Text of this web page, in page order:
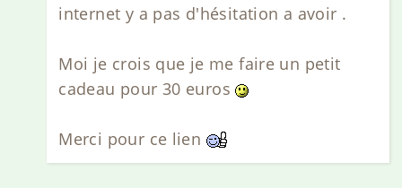
internet y a pas d'hésitation a avoir .
Moi je crois que je me faire un petit
cadeau pour 30 euros
Merci pour ce lien